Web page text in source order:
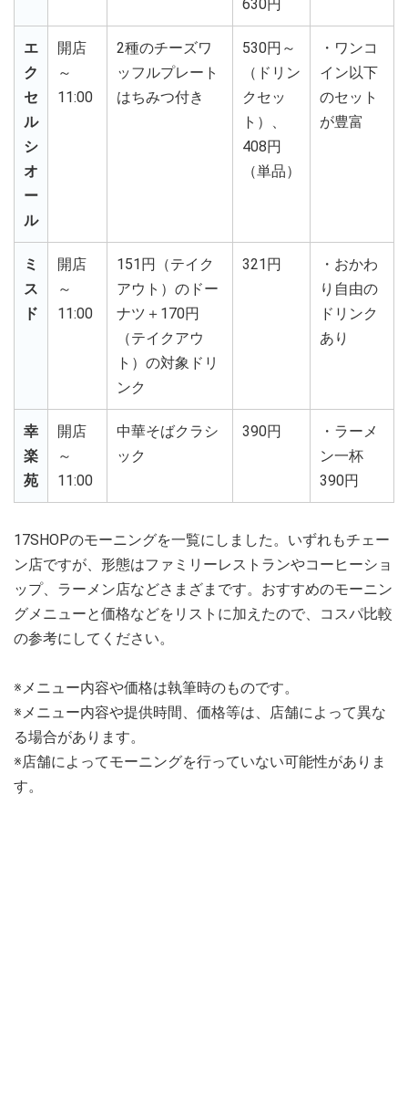
630円
エ
ク
セ
ル
シ
オ
ー
ル
開店
～
11:00
2種のチーズワ
ッフルプレート
はちみつ付き
530円～
（ドリン
クセッ
ト）、
408円
（単品）
・ワンコ
イン以下
のセット
が豊富
ミ
ス
ド
開店
～
11:00
151円（テイク
アウト）のドー
ナツ＋170円
（テイクアウ
ト）の対象ドリ
ンク
321円
・おかわ
り自由の
ドリンク
あり
幸
楽
苑
開店
～
11:00
中華そばクラシ
ック
390円
・ラーメ
ン一杯
390円
17SHOPのモーニングを一覧にしました。いずれもチェー
ン店ですが、形態はファミリーレストランやコーヒーショ
ップ、ラーメン店などさまざまです。おすすめのモーニン
グメニューと価格などをリストに加えたので、コスパ比較
の参考にしてください。
※メニュー内容や価格は執筆時のものです。
※メニュー内容や提供時間、価格等は、店舗によって異な
る場合があります。
※店舗によってモーニングを行っていない可能性がありま
す。